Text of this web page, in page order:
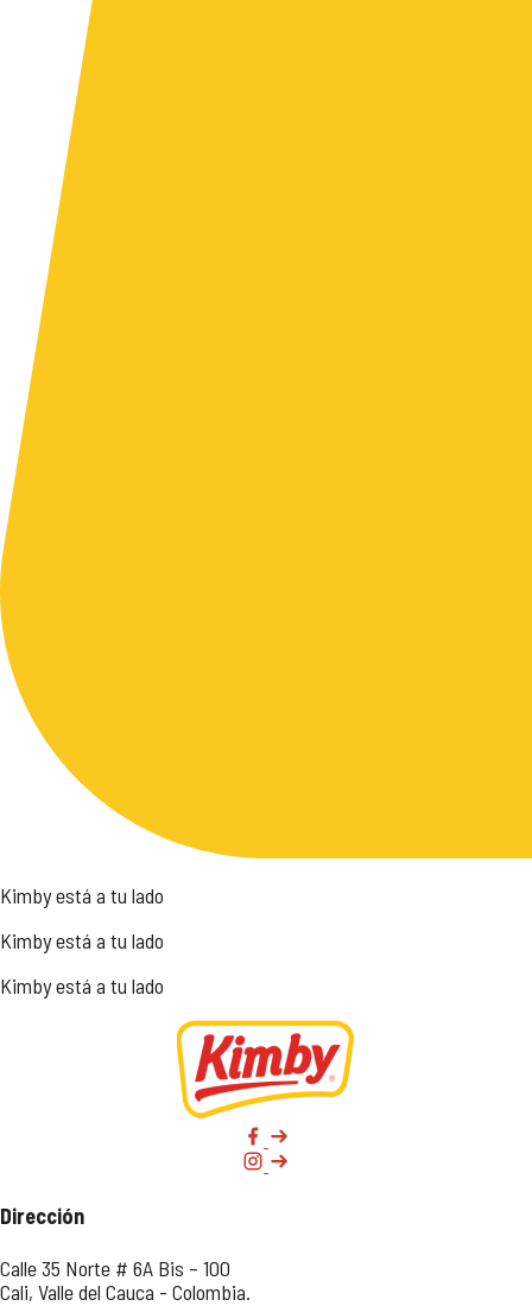
Kimby está a tu lado
Kimby está a tu lado
Kimby está a tu lado
Dirección
Calle 35 Norte # 6A Bis – 100
Cali, Valle del Cauca - Colombia.